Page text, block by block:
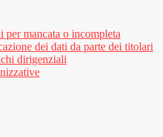
per mancata o incompleta
dei dati da parte dei titolari
dirigenziali